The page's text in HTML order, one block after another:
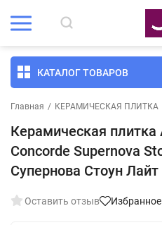
КАТАЛОГ ТОВАРОВ
Главная / КЕРАМИЧЕСКАЯ ПЛИТКА
Керамическая
Concorde Supernova
Супернова Стоун
Оставить отзыв Избранное